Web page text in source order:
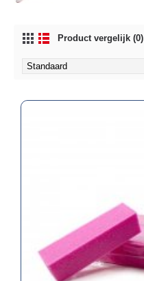
Product vergelijk (0)